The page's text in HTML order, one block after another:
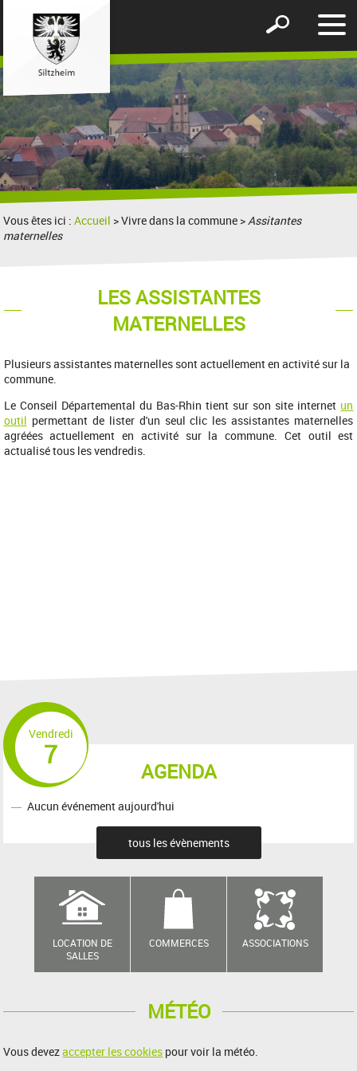
le
Afficher
formulaire
de
recherche
Vous êtes ici :Accueil > Vivre dans la commune >Assitantes
maternelles
LES ASSISTANTES
MATERNELLES
Plusieurs assistantes maternelles sont actuellement en activité sur la
commune.
Le Conseil Départemental du Bas-Rhin tient sur son site internet un
outil permettant de lister d'un seul clic les assistantes maternelles
agréées actuellement en activité sur la commune. Cet outil est
actualisé tous les vendredis.
AGENDA
Vendredi
7
Aucun événement aujourd'hui
tous les évènements
LOCATION DE
SALLES
COMMERCES ASSOCIATIONS
MÉTÉO
Vous devezaccepter les cookies pour voir la météo.